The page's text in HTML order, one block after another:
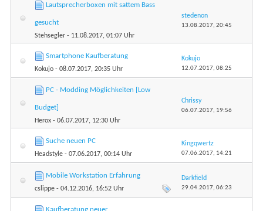
Lautsprecherboxen mit sattem Bass
gesucht
Stehsegler - 11.08.2017, 01:07 Uhr
stedenon
13.08.2017, 20:45
Smartphone Kaufberatung
Kokujo - 08.07.2017, 20:35 Uhr
Kokujo
12.07.2017, 08:25
PC - Modding Möglichkeiten [Low
Budget]
Herox - 06.07.2017, 12:30 Uhr
Chrissy
06.07.2017, 19:56
Suche neuen PC
Headstyle - 07.06.2017, 00:14 Uhr
Kingqwertz
07.06.2017, 14:21
Mobile Workstation Erfahrung
cslippe - 04.12.2016, 16:52 Uhr
Darkfield
29.04.2017, 06:23
Kaufberatung neuer